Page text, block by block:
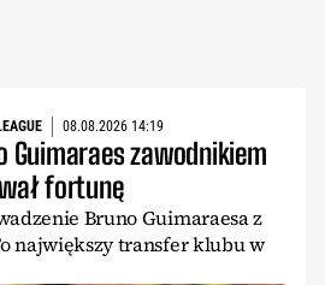
08.08.2026 14:19
Guimaraes zawodnikiem
fortunę
Bruno Guimaraesa z
największy transfer klubu w